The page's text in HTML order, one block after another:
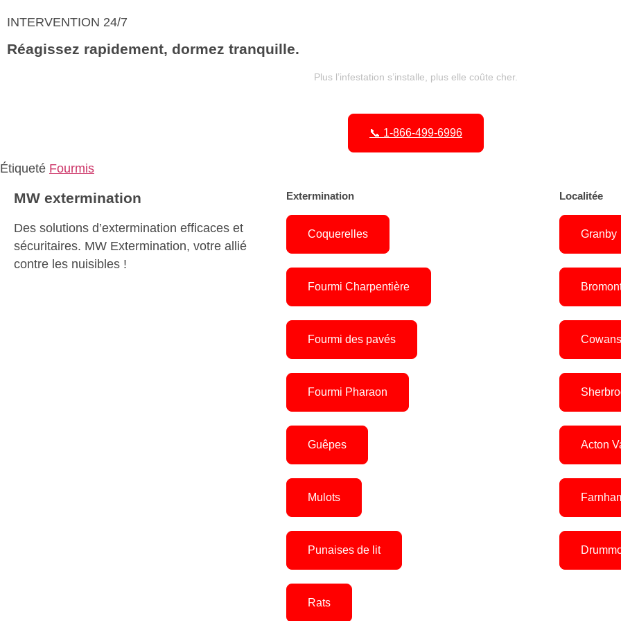
INTERVENTION 24/7
Réagissez rapidement, dormez tranquille.
Plus l’infestation s’installe, plus elle coûte cher.
📞 1-866-499-6996
Étiqueté Fourmis
MW extermination
Des solutions d’extermination efficaces et
sécuritaires. MW Extermination, votre allié
contre les nuisibles !
Extermination
Coquerelles
Fourmi Charpentière
Fourmi des pavés
Fourmi Pharaon
Guêpes
Mulots
Punaises de lit
Rats
Localitée
Granby
Acton